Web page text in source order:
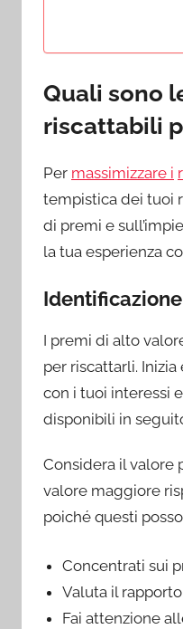
Quali sono
riscattabili
Per massimizzare i
tempistica dei tuoi
di premi e
la tua esperienza
I premi di alto
per riscattarli.
con i tuoi interessi
disponibili in
Considera il valore
valore maggiore
poiché questi
Concentrati sui
Valuta il
Fai attenzione